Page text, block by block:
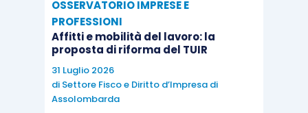
OSSERVATORIO IMPRESE E
PROFESSIONI
Affitti e mobilità del lavoro: la
proposta di riforma del TUIR
31 Luglio 2026
di Settore Fisco e Diritto d’Impresa di
Assolombarda